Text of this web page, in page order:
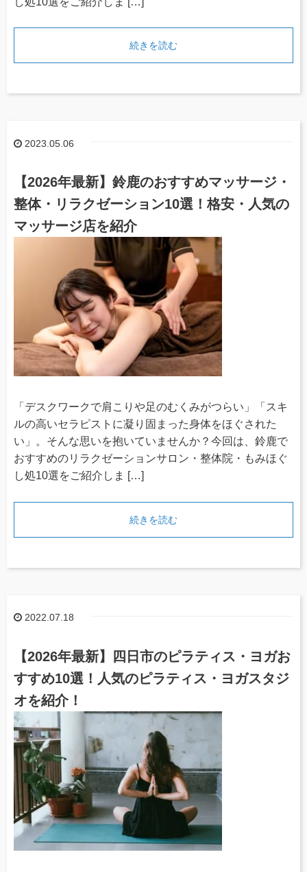
続きを読む
2023.05.06
【2026年最新】鈴鹿のおすすめマッサージ・
整体・リラクゼーション10選！格安・人気の
マッサージ店を紹介
「デスクワークで肩こりや足のむくみがつらい」「スキ
ルの高いセラピストに凝り固まった身体をほぐされた
い」。そんな思いを抱いていませんか？今回は、鈴鹿で
おすすめのリラクゼーションサロン・整体院・もみほぐ
し処10選をご紹介しま […]
続きを読む
2022.07.18
【2026年最新】四日市のピラティス・ヨガお
すすめ10選！人気のピラティス・ヨガスタジ
オを紹介！